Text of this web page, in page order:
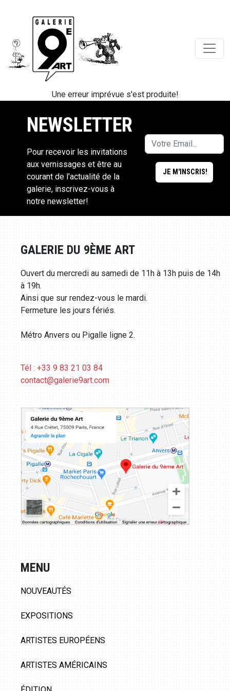
Une erreur imprévue s'est produite!
NEWSLETTER
Pour recevoir les invitations
aux vernissages et être au
courant de l'actualité de la
galerie, inscrivez-vous à
notre newsletter!
GALERIE DU 9ÈME ART
Ouvert du mercredi au samedi de 11h à 13h puis de 14h
à 19h.
Ainsi que sur rendez-vous le mardi.
Fermeture les jours fériés.
Métro Anvers ou Pigalle ligne 2.
Tél : +33 9 83 21 03 84
contact@galerie9art.com
MENU
NOUVEAUTÉS
EXPOSITIONS
ARTISTES EUROPÉENS
ARTISTES AMÉRICAINS